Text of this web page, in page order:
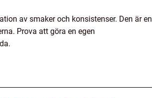
av smaker och konsistenser. Den är en
Prova att göra en egen